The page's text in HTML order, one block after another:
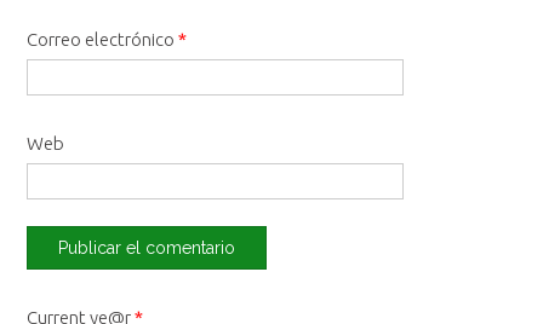
Correo electrónico *
Web
Current ye@r*